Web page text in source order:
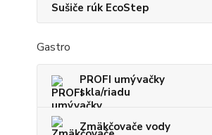
Sušiče rúk EcoStep
Gastro
PROFI umývačky
skla/riadu
Zmäkčovače vody